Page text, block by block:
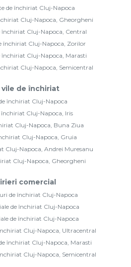
de închiriat Cluj-Napoca
Cluj-Napoca, Gheorgheni
Cluj-Napoca, Central
închiriat Cluj-Napoca, Zorilor
Cluj-Napoca, Marasti
Cluj-Napoca, Semicentral
vile de închiriat
închiriat Cluj-Napoca
închiriat Cluj-Napoca, Iris
Cluj-Napoca, Buna Ziua
Cluj-Napoca, Gruia
Cluj-Napoca, Andrei Muresanu
Cluj-Napoca, Gheorgheni
comercial
de închiriat Cluj-Napoca
de închiriat Cluj-Napoca
de închiriat Cluj-Napoca
Cluj-Napoca, Ultracentral
închiriat Cluj-Napoca, Marasti
Cluj-Napoca, Semicentral